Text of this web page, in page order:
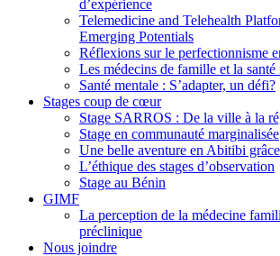
d’expérience
Telemedicine and Telehealth
Emerging Potentials
Réflexions sur le perfectionnisme
Les médecins de famille et la santé
Santé mentale : S’adapter, un défi?
Stages coup de cœur
Stage SARROS : De la ville à la
Stage en communauté marginalisée
Une belle aventure en Abitibi
L’éthique des stages d’observation
Stage au Bénin
GIMF
La perception de la médecine
préclinique
Nous joindre